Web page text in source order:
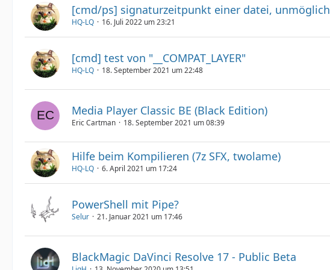
[cmd/ps] signaturzeitpunkt​ einer datei, unmöglich
HQ-LQ 16. Juli 2022 um 23:21
[cmd] test von "__COMPAT_LAYER"
HQ-LQ 18. September 2021 um 22:48
Media Player Classic BE (Black Edition)
Eric Cartman 18. September 2021 um 08:39
Hilfe beim Kompilieren (7z SFX, twolame)
HQ-LQ 6. April 2021 um 17:24
PowerShell mit Pipe?
Selur 21. Januar 2021 um 17:46
BlackMagic DaVinci Resolve 17 - Public Beta